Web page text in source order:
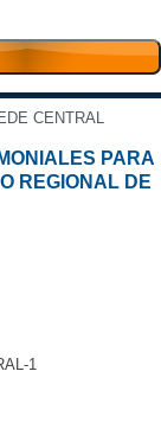
CENTRAL
PARA
REGIONAL DE
1